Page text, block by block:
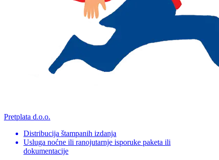
Pretplata d.o.o.
Distribucija štampanih izdanja
Usluga noćne ili ranojutarnje isporuke paketa ili
dokumentacije